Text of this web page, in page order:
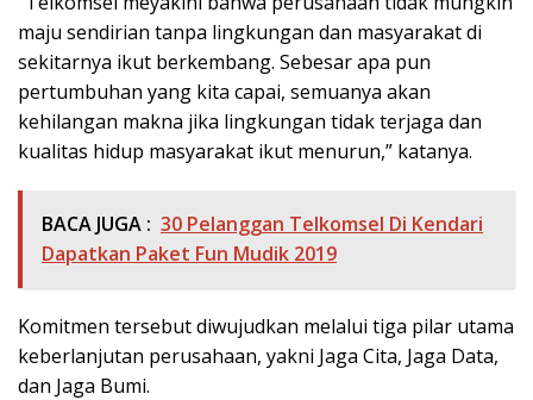
maju sendirian tanpa lingkungan dan masyarakat di
sekitarnya ikut berkembang. Sebesar apa pun
pertumbuhan yang kita capai, semuanya akan
kehilangan makna jika lingkungan tidak terjaga dan
kualitas hidup masyarakat ikut menurun,” katanya.
BACA JUGA : 30 Pelanggan Telkomsel Di Kendari
Dapatkan Paket Fun Mudik 2019
Komitmen tersebut diwujudkan melalui tiga pilar utama
keberlanjutan perusahaan, yakni Jaga Cita, Jaga Data,
dan Jaga Bumi.